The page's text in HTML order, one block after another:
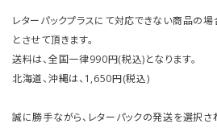
レターパックプラスにて対応できない商品の
とさせて頂きます。
送料は、全国一律990円(税込)となります。
北海道、沖縄は、1,650円(税込)
誠に勝手ながら、レターパックの発送を選択